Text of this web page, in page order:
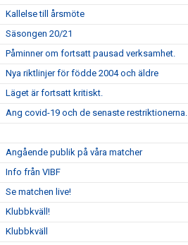
Kallelse till årsmöte
Säsongen 20/21
Påminner om fortsatt pausad verksamhet.
Nya riktlinjer för födde 2004 och äldre
Läget är fortsatt kritiskt.
Ang covid-19 och de senaste restriktionerna.
Angående publik på våra matcher
Info från VIBF
Se matchen live!
Klubbkväll!
Klubbkväll